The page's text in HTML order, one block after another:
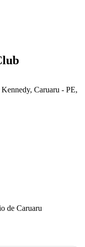
Caruaru - PE,
de Caruaru